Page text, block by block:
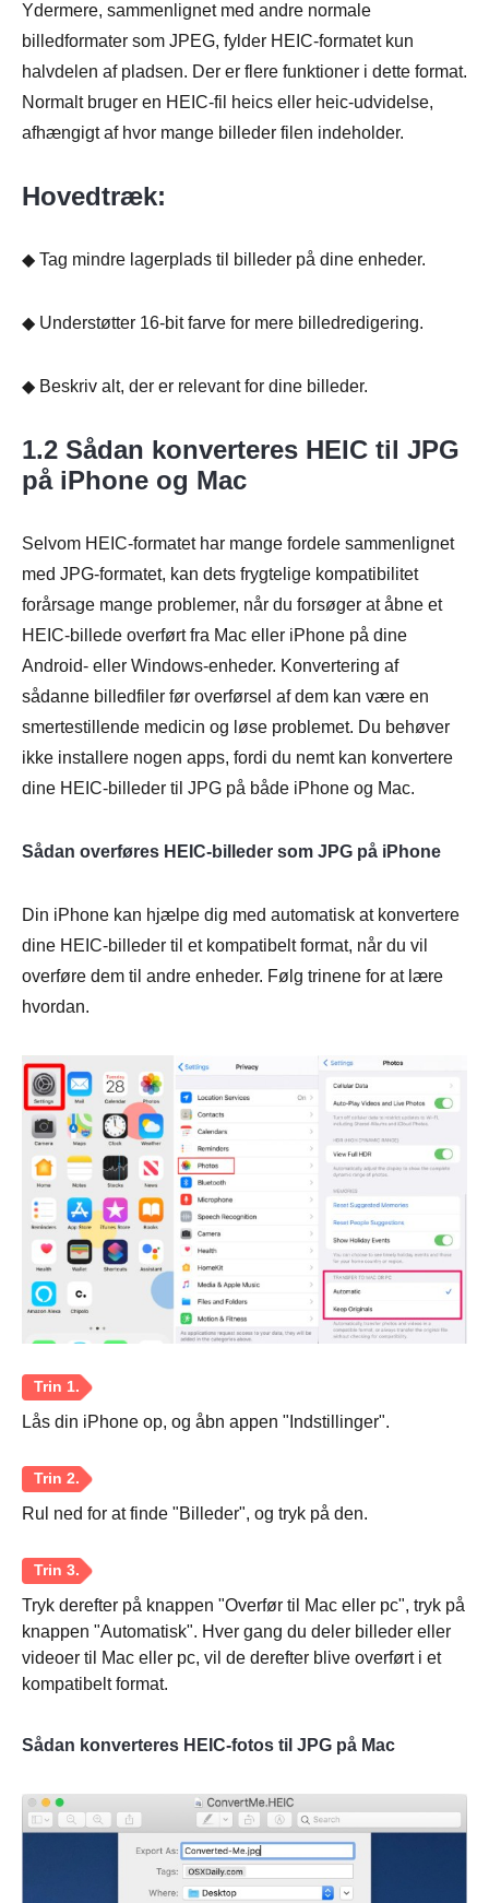
Ydermere, sammenlignet med andre normale
billedformater som JPEG, fylder HEIC-formatet kun
halvdelen af pladsen. Der er flere funktioner i dette format.
Normalt bruger en HEIC-fil heics eller heic-udvidelse,
afhængigt af hvor mange billeder filen indeholder.
Hovedtræk:
◆ Tag mindre lagerplads til billeder på dine enheder.
◆ Understøtter 16-bit farve for mere billedredigering.
◆ Beskriv alt, der er relevant for dine billeder.
1.2 Sådan konverteres HEIC til JPG
på iPhone og Mac
Selvom HEIC-formatet har mange fordele sammenlignet
med JPG-formatet, kan dets frygtelige kompatibilitet
forårsage mange problemer, når du forsøger at åbne et
HEIC-billede overført fra Mac eller iPhone på dine
Android- eller Windows-enheder. Konvertering af
sådanne billedfiler før overførsel af dem kan være en
smertestillende medicin og løse problemet. Du behøver
ikke installere nogen apps, fordi du nemt kan konvertere
dine HEIC-billeder til JPG på både iPhone og Mac.
Sådan overføres HEIC-billeder som JPG på iPhone
Din iPhone kan hjælpe dig med automatisk at konvertere
dine HEIC-billeder til et kompatibelt format, når du vil
overføre dem til andre enheder. Følg trinene for at lære
hvordan.
Lås din iPhone op, og åbn appen "Indstillinger".
Rul ned for at finde "Billeder", og tryk på den.
Tryk derefter på knappen "Overfør til Mac eller pc", tryk på
knappen "Automatisk". Hver gang du deler billeder eller
videoer til Mac eller pc, vil de derefter blive overført i et
kompatibelt format.
Sådan konverteres HEIC-fotos til JPG på Mac